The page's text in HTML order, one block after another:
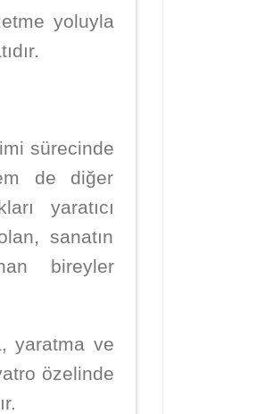
yoluyla
sürecinde
de diğer
yaratıcı
sanatın
bireyler
yaratma ve
özelinde